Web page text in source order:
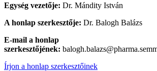
Egység vezetője: Dr. Mándity István
A honlap szerkesztője: Dr. Balogh Balázs
E-mail a honlap
szerkesztőjének:
Írjon a honlap szerkesztőinek